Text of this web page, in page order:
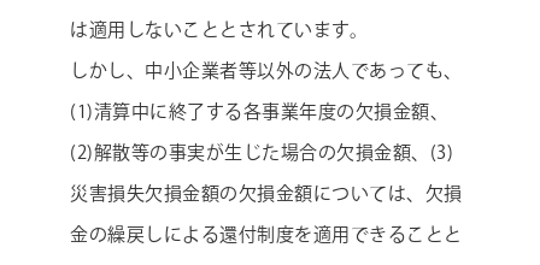
は適用しないこととされています。
しかし、中小企業者等以外の法人であっても、
(1)清算中に終了する各事業年度の欠損金額、
(2)解散等の事実が生じた場合の欠損金額、(3)
災害損失欠損金額の欠損金額については、欠損
金の繰戻しによる還付制度を適用できることと